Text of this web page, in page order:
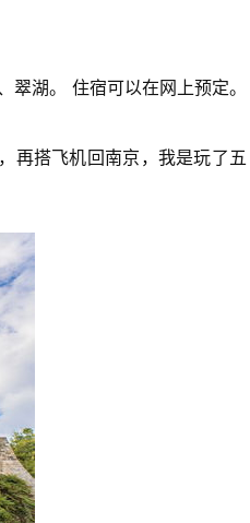
湖。 住宿可以在网上预定。
再搭飞机回南京，我是玩了五